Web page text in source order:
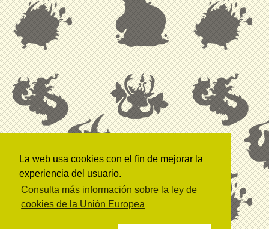
La web usa cookies con el fin de mejorar la
experiencia del usuario.
Consulta más información sobre la ley de
cookies de la Unión Europea